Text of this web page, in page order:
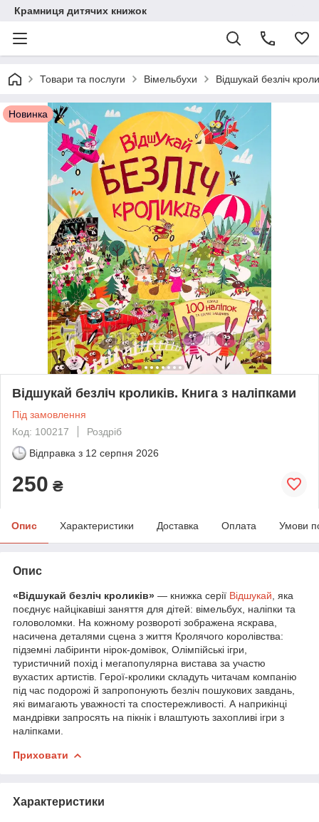
Крамниця дитячих книжок
Товари та послуги Вімельбухи Відшукай безліч
Новинка
Відшукай безліч кроликів. Книга з наліпками
Під замовлення
Код: 100217
Роздріб
Відправка з 12 серпня 2026
250 ₴
Опис Характеристики Доставка Оплата Умови
Опис
«Відшукай безліч кроликів» — книжка серії Відшукай , яка
поєднує найцікавіші заняття для дітей: вімельбух, наліпки та
головоломки. На кожному розвороті зображена яскрава,
насичена деталями сцена з життя Кролячого королівства:
підземні лабіринти нірок-домівок, Олімпійські ігри,
туристичний похід і мегапопулярна вистава за участю
вухастих артистів. Герої-кролики складуть читачам компанію
під час подорожі й запропонують безліч пошукових завдань,
які вимагають уважності та спостережливості. А наприкінці
мандрівки запросять на пікнік і влаштують захопливі ігри з
наліпками.
Приховати
Характеристики